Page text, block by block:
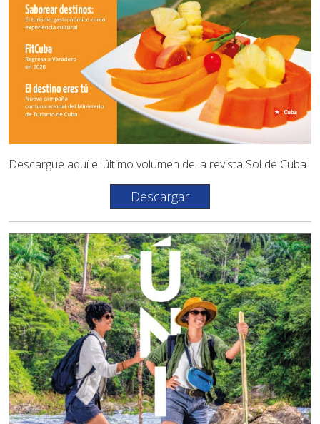
Descargue aquí el último volumen de la revista Sol de Cuba
Descargar